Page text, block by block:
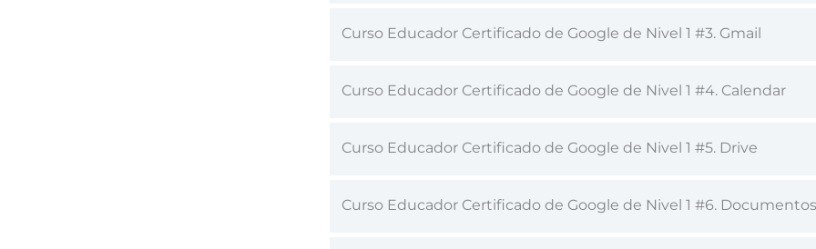
Curso Educador Certificado de Google de Nivel 1 #3. Gmail
Curso Educador Certificado de Google de Nivel 1 #4. Calendar
Curso Educador Certificado de Google de Nivel 1 #5. Drive
Curso Educador Certificado de Google de Nivel 1 #6. Documentos